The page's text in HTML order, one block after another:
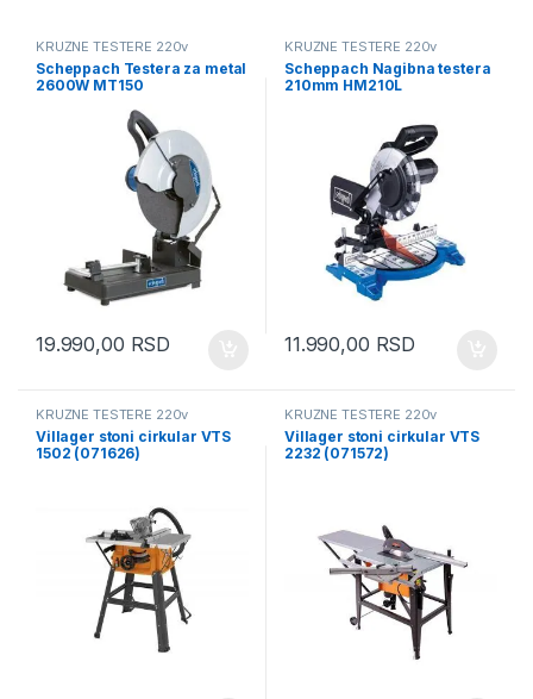
KRUŽNE TESTERE 220v
Scheppach Testera za metal
2600W MT150
19.990,00 RSD
KRUŽNE TESTERE 220v
Scheppach Nagibna testera
210mm HM210L
11.990,00 RSD
KRUŽNE TESTERE 220v
Villager stoni cirkular VTS
1502 (071626)
KRUŽNE TESTERE 220v
Villager stoni cirkular VTS
2232 (071572)